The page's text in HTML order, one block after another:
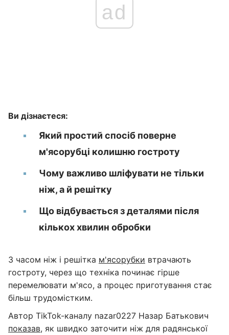
ad
Ви дізнаєтеся:
Який простий спосіб поверне
м'ясорубці колишню гостроту
Чому важливо шліфувати не тільки
ніж, а й решітку
Що відбувається з деталями після
кількох хвилин обробки
З часом ніж і решітка м'ясорубки втрачають
гостроту, через що техніка починає гірше
перемелювати м'ясо, а процес приготування стає
більш трудомістким.
Автор TikTok-каналу nazar0227 Назар Батькович
показав, як швидко заточити ніж для радянської